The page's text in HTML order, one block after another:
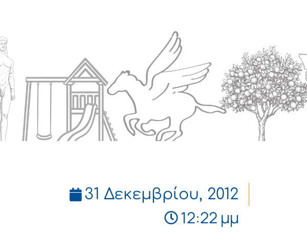
31 Δεκεμβρίου, 2012
12:22 μμ